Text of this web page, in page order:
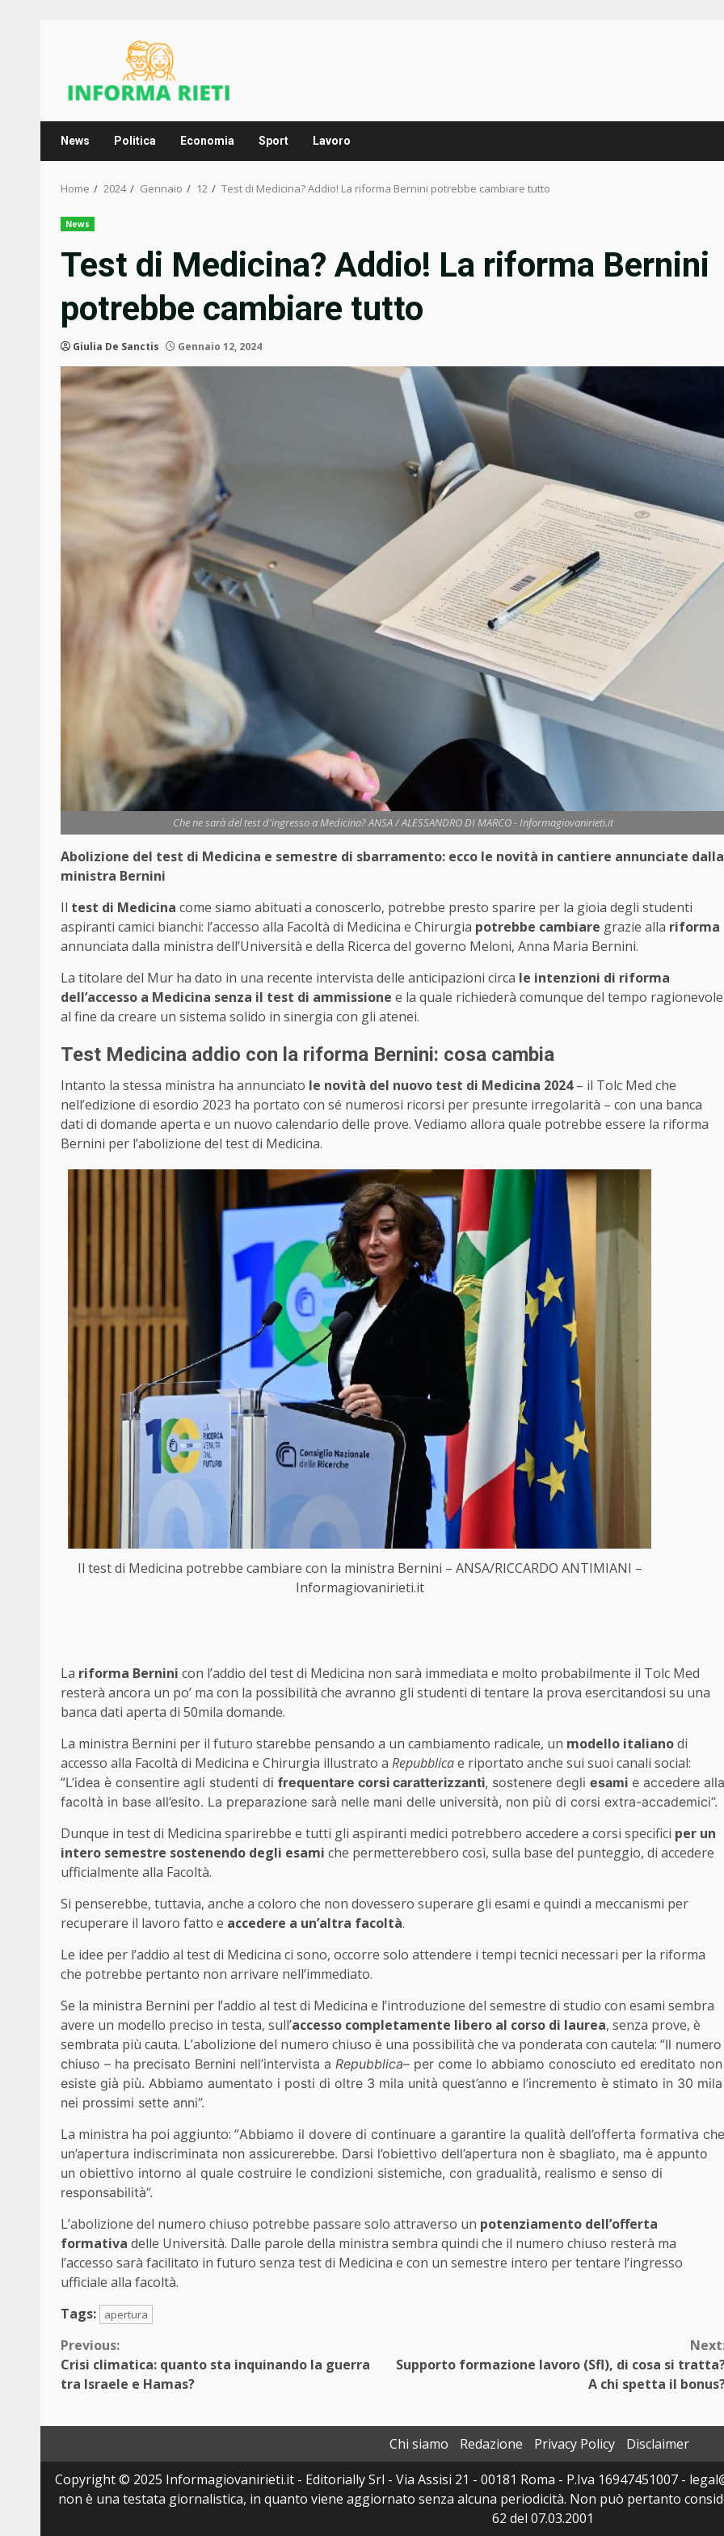
News Politica Economia Sport Lavoro
Home 2024 Gennaio 12 Test di Medicina? Addio! La riforma Bernini potrebbe cambiare tutto
News
Test di Medicina? Addio! La riforma Bernini
potrebbe cambiare tutto
Giulia De Sanctis Gennaio 12, 2024
Che ne sarà del test d'ingresso a Medicina? ANSA / ALESSANDRO DI MARCO - Informagiovanirieti.it
Abolizione del test di Medicina e semestre di sbarramento: ecco le novità in cantiere annunciate dalla
ministra Bernini
Il test di Medicina come siamo abituati a conoscerlo, potrebbe presto sparire per la gioia degli studenti
aspiranti camici bianchi: l’accesso alla Facoltà di Medicina e Chirurgia potrebbe cambiare grazie alla riforma
annunciata dalla ministra dell’Università e della Ricerca del governo Meloni, Anna Maria Bernini.
La titolare del Mur ha dato in una recente intervista delle anticipazioni circa le intenzioni di riforma
dell’accesso a Medicina senza il test di ammissione e la quale richiederà comunque del tempo ragionevole
al fine da creare un sistema solido in sinergia con gli atenei.
Test Medicina addio con la riforma Bernini: cosa cambia
Intanto la stessa ministra ha annunciato le novità del nuovo test di Medicina 2024– il Tolc Med che
nell’edizione di esordio 2023 ha portato con sé numerosi ricorsi per presunte irregolarità – con una banca
dati di domande aperta e un nuovo calendario delle prove. Vediamo allora quale potrebbe essere la riforma
Bernini per l’abolizione del test di Medicina.
Il test di Medicina potrebbe cambiare con la ministra Bernini – ANSA/RICCARDO ANTIMIANI –
Informagiovanirieti.it
La riforma Bernini con l’addio del test di Medicina non sarà immediata e molto probabilmente il Tolc Med
resterà ancora un po’ ma con la possibilità che avranno gli studenti di tentare la prova esercitandosi su una
banca dati aperta di 50mila domande.
La ministra Bernini per il futuro starebbe pensando a un cambiamento radicale, un modello italianodi
accesso alla Facoltà di Medicina e Chirurgia illustrato a Repubblicae riportato anche sui suoi canali social:
“L’idea è consentire agli studenti di frequentare corsi caratterizzanti, sostenere degli esami e accedere alla
facoltà in base all’esito. La preparazione sarà nelle mani delle università, non più di corsi extra-accademici”.
Dunque in test di Medicina sparirebbe e tutti gli aspiranti medici potrebbero accedere a corsi specifici per un
intero semestre sostenendo degli esami che permetterebbero così, sulla base del punteggio, di accedere
ufficialmente alla Facoltà.
Si penserebbe, tuttavia, anche a coloro che non dovessero superare gli esami e quindi a meccanismi per
recuperare il lavoro fatto e accedere a un’altra facoltà.
Le idee per l’addio al test di Medicina ci sono, occorre solo attendere i tempi tecnici necessari per la riforma
che potrebbe pertanto non arrivare nell’immediato.
Se la ministra Bernini per l’addio al test di Medicina e l’introduzione del semestre di studio con esami sembra
avere un modello preciso in testa, sull’accesso completamente libero al corso di laurea, senza prove, è
sembrata più cauta. L’abolizione del numero chiuso è una possibilità che va ponderata con cautela: “Il numero
chiuso – ha precisato Bernini nell’intervista a Repubblica– per come lo abbiamo conosciuto ed ereditato non
esiste già più. Abbiamo aumentato i posti di oltre 3 mila unità quest’anno e l’incremento è stimato in 30 mila
nei prossimi sette anni”.
La ministra ha poi aggiunto: “Abbiamo il dovere di continuare a garantire la qualità dell’offerta formativa che
un’apertura indiscriminata non assicurerebbe. Darsi l’obiettivo dell’apertura non è sbagliato, ma è appunto
un obiettivo intorno al quale costruire le condizioni sistemiche, con gradualità, realismo e senso di
responsabilità”.
L’abolizione del numero chiuso potrebbe passare solo attraverso un potenziamento dell’offerta
formativa delle Università. Dalle parole della ministra sembra quindi che il numero chiuso resterà ma
l’accesso sarà facilitato in futuro senza test di Medicina e con un semestre intero per tentare l’ingresso
ufficiale alla facoltà.
Tags:
apertura
Continue
Reading
Previous:
Crisi climatica: quanto sta inquinando la guerra
tra Israele e Hamas?
Supporto formazione lavoro (Sfl), di cosa si
A chi spetta il
Chi siamo Redazione Privacy Policy
Disclaimer
Copyright © 2025 Informagiovanirieti.it - Editorially Srl - Via Assisi 21 - 00181 Roma - P.Iva 16947451007 -
non è una testata giornalistica, in quanto viene aggiornato senza alcuna periodicità. Non può pertanto
62 del 07.03.2001